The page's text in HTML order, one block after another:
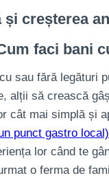
creșterea
faci bani
sau fără legături
alții să crească
cât mai simplă și
punct gastro local)
lor când te
o ferma de